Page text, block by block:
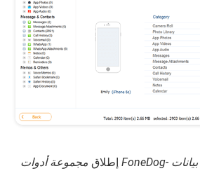
إطلاق مجموعة أدوات FoneDog- استعادة بيانات iOS- الخطوة